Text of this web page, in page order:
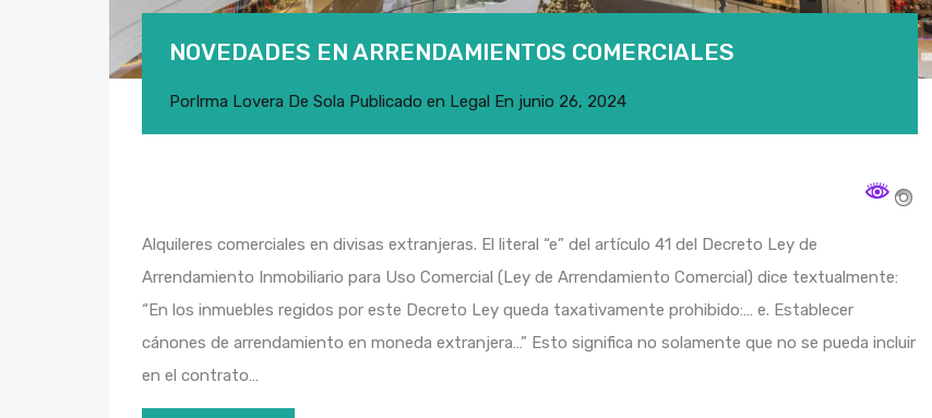
NOVEDADES EN ARRENDAMIENTOS COMERCIALES
PorIrma Lovera De Sola Publicado en Legal En junio 26, 2024
Alquileres comerciales en divisas extranjeras. El literal “e” del artículo 41 del Decreto Ley de
Arrendamiento Inmobiliario para Uso Comercial (Ley de Arrendamiento Comercial) dice textualmente:
“En los inmuebles regidos por este Decreto Ley queda taxativamente prohibido:… e. Establecer
cánones de arrendamiento en moneda extranjera…” Esto significa no solamente que no se pueda incluir
en el contrato…